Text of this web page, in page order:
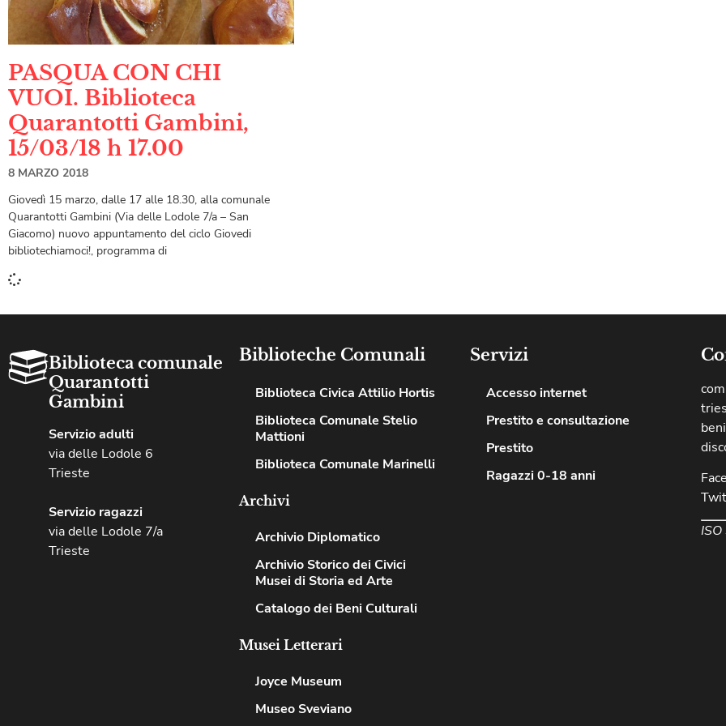
PASQUA CON CHI
VUOI. Biblioteca
Quarantotti Gambini,
15/03/18 h 17.00
8 MARZO 2018
Giovedì 15 marzo, dalle 17 alle 18.30, alla comunale
Quarantotti Gambini (Via delle Lodole 7/a – San
Giacomo) nuovo appuntamento del ciclo Giovedi
bibliotechiamoci!, programma di
Biblioteca comunale
Quarantotti
Gambini
Servizio adulti
via delle Lodole 6
Trieste
Servizio ragazzi
via delle Lodole 7/a
Trieste
Biblioteche Comunali
Biblioteca Civica Attilio Hortis
Biblioteca Comunale Stelio
Mattioni
Biblioteca Comunale Marinelli
Archivi
Archivio Diplomatico
Archivio Storico dei Civici
Musei di Storia ed Arte
Catalogo dei Beni Culturali
Musei Letterari
Joyce Museum
Museo Sveviano
Servizi
Accesso internet
Prestito e consultazione
Prestito
Ragazzi 0-18 anni